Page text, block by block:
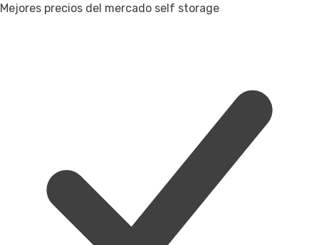
Mejores precios del mercado self storage